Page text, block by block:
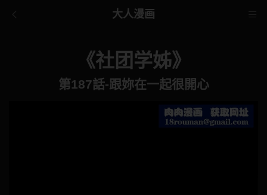
大人漫画
《社团学姊》
第187話-跟妳在一起很開心